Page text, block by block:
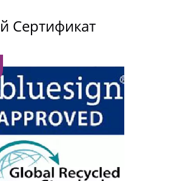
Сертификат